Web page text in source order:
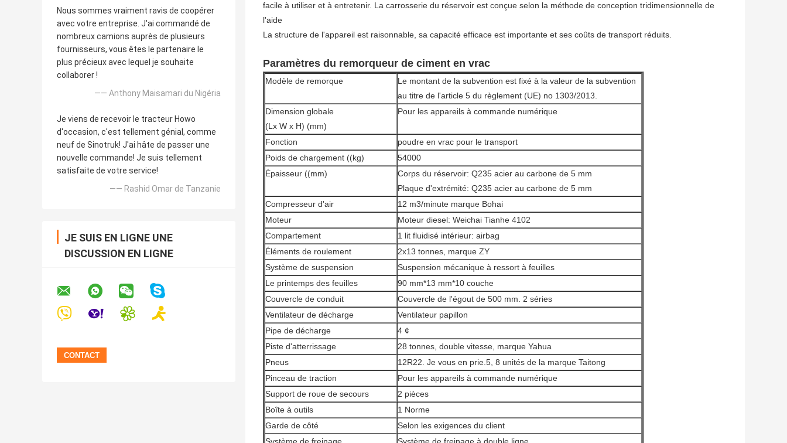
Nous sommes vraiment ravis de coopérer
avec votre entreprise. J'ai commandé de
nombreux camions auprès de plusieurs
fournisseurs, vous êtes le partenaire le
plus précieux avec lequel je souhaite
collaborer !
—— Anthony Maisamari du Nigéria
Je viens de recevoir le tracteur Howo
d'occasion, c'est tellement génial, comme
neuf de Sinotruk! J'ai hâte de passer une
nouvelle commande! Je suis tellement
satisfaite de votre service!
—— Rashid Omar de Tanzanie
JE SUIS EN LIGNE UNE
DISCUSSION EN LIGNE
facile à utiliser et à entretenir. La carrosserie du réservoir est conçue selon la méthode de conception tridimensionnelle de
l'aide
La structure de l'appareil est raisonnable, sa capacité efficace est importante et ses coûts de transport réduits.
Paramètres du remorqueur de ciment en vrac
Modèle de remorque
Le montant de la subvention est fixé à la valeur de la subvention
au titre de l'article 5 du règlement (UE) no 1303/2013.
Dimension globale
(Lx W x H) (mm)
Pour les appareils à commande numérique
Fonction
poudre en vrac pour le transport
Poids de chargement ((kg)
54000
Épaisseur ((mm)
Corps du réservoir: Q235 acier au carbone de 5 mm
Plaque d'extrémité: Q235 acier au carbone de 5 mm
Compresseur d'air
12 m3/minute marque Bohai
Moteur
Moteur diesel: Weichai Tianhe 4102
Compartement
1 lit fluidisé intérieur: airbag
Éléments de roulement
2x13 tonnes, marque ZY
Système de suspension
Suspension mécanique à ressort à feuilles
Le printemps des feuilles
90 mm*13 mm*10 couche
Couvercle de conduit
Couvercle de l'égout de 500 mm. 2 séries
Ventilateur de décharge
Ventilateur papillon
Pipe de décharge
4 ¢
Piste d'atterrissage
28 tonnes, double vitesse, marque Yahua
Pneus
12R22. Je vous en prie.5, 8 unités de la marque Taitong
Pinceau de traction
Pour les appareils à commande numérique
Support de roue de secours
2 pièces
Boîte à outils
1 Norme
Garde de côté
Selon les exigences du client